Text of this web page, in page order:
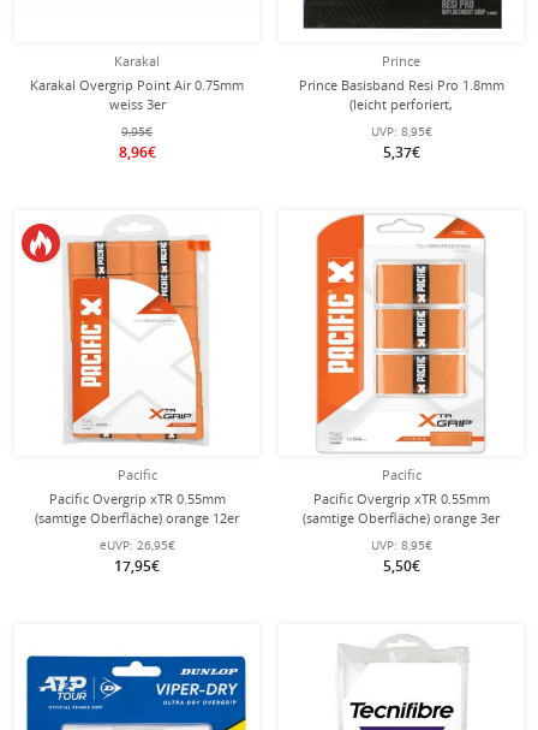
Karakal
Karakal Overgrip Point Air 0.75mm
weiss 3er
9,95€
8,96€
Prince
Prince Basisband Resi Pro 1.8mm
(leicht perforiert,
Schweissabsorbtion) schwarz - 1
Stück
UVP: 8,95€
5,37€
Pacific
Pacific Overgrip xTR 0.55mm
(samtige Oberfläche) orange 12er
Clip-Beutel
eUVP: 26,95€
17,95€
Pacific
Pacific Overgrip xTR 0.55mm
(samtige Oberfläche) orange 3er
UVP: 8,95€
5,50€